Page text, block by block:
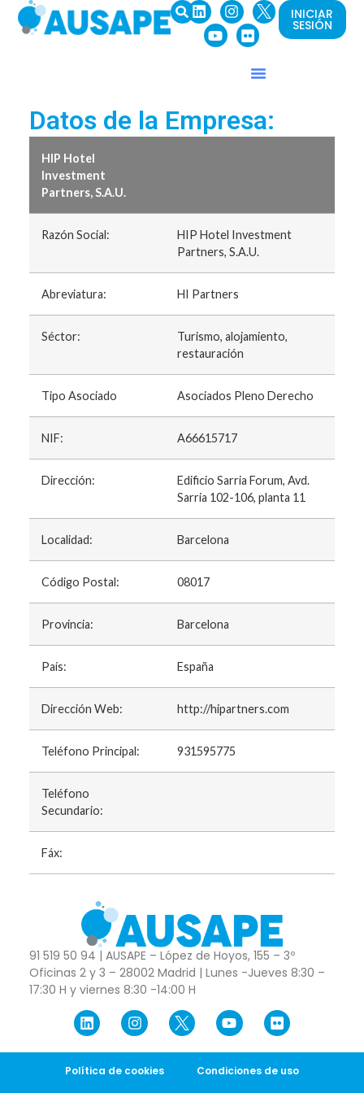
INICIAR
SESIÓN
Datos de la Empresa:
HIP Hotel
Investment
Partners, S.A.U.
Razón Social:
HIP Hotel Investment
Partners, S.A.U.
Abreviatura: HI Partners
Séctor:
Turismo, alojamiento,
restauración
Tipo Asociado Asociados Pleno Derecho
NIF: A66615717
Dirección:
Edificio Sarria Forum, Avd.
Sarria 102-106, planta 11
Localidad: Barcelona
Código Postal: 08017
Provincia: Barcelona
País: España
Dirección Web: http://hipartners.com
Teléfono Principal: 931595775
Teléfono
Secundario:
Fáx:
91 519 50 94 | AUSAPE – López de Hoyos, 155 – 3º
Oficinas 2 y 3 – 28002 Madrid | Lunes -Jueves 8:30 –
17:30 H y viernes 8:30 -14:00 H
Política de cookies Condiciones de uso